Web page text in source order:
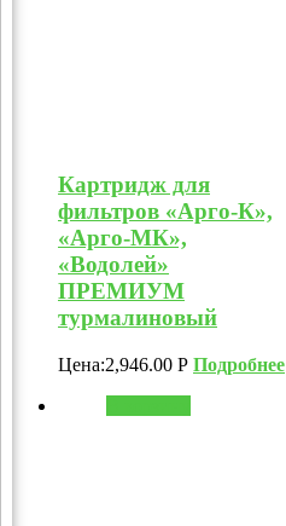
Картридж для
фильтров «Арго-К»,
«Арго-МК»,
«Водолей»
ПРЕМИУМ
турмалиновый
Цена:2,946.00 Р Подробнее